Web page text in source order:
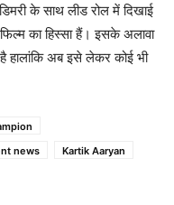
के साथ लीड रोल में दिखाई
फिल्म का हिस्सा हैं। इसके अलावा
हालांकि अब इसे लेकर कोई भी
news
Kartik Aaryan